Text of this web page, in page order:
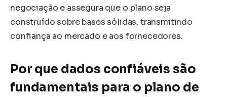
negociação e assegura que o plano seja
construído sobre bases sólidas, transmitindo
confiança ao mercado e aos fornecedores.
Por que dados confiáveis são
fundamentais para o plano de